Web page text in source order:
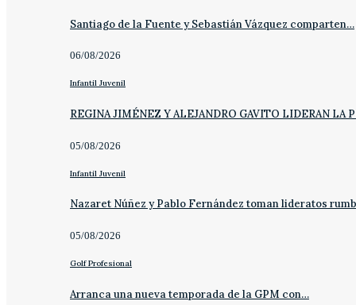
Santiago de la Fuente y Sebastián Vázquez comparten…
06/08/2026
Infantil Juvenil
REGINA JIMÉNEZ Y ALEJANDRO GAVITO LIDERAN LA
05/08/2026
Infantil Juvenil
Nazaret Núñez y Pablo Fernández toman lideratos
05/08/2026
Golf Profesional
Arranca una nueva temporada de la GPM con…